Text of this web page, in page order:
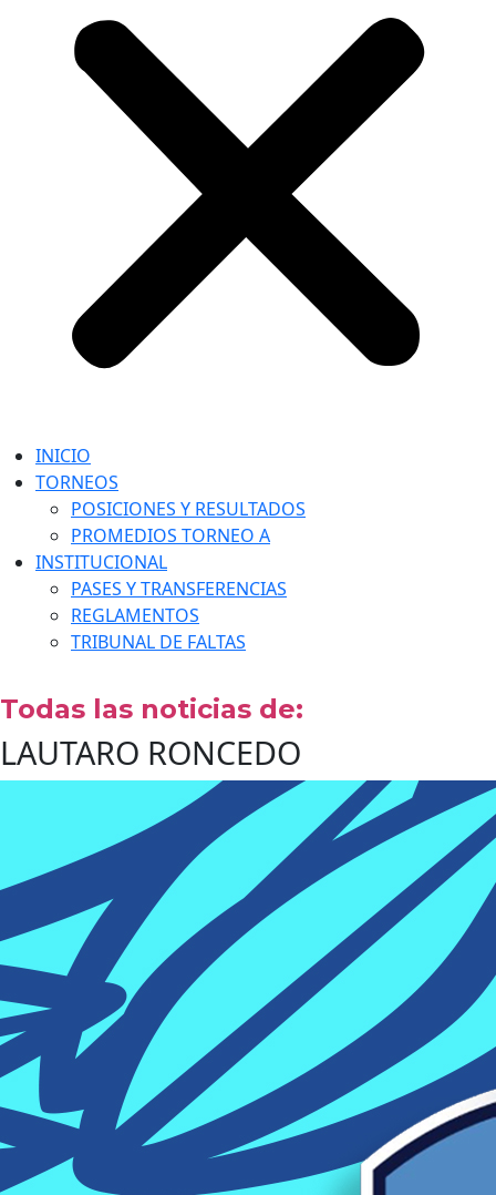
INICIO
TORNEOS
POSICIONES Y RESULTADOS
PROMEDIOS TORNEO A
INSTITUCIONAL
PASES Y TRANSFERENCIAS
REGLAMENTOS
TRIBUNAL DE FALTAS
Todas las noticias de:
LAUTARO RONCEDO